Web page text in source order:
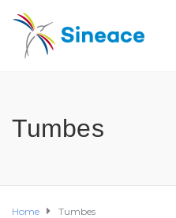
Tumbes
Home Tumbes